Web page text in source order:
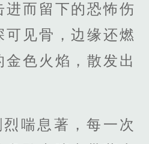
而留下的恐怖伤
见骨，边缘还燃
色火焰，散发出
喘息著，每一次